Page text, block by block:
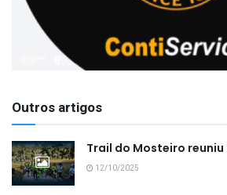
Outros artigos
Trail do Mosteiro
12/10/2025